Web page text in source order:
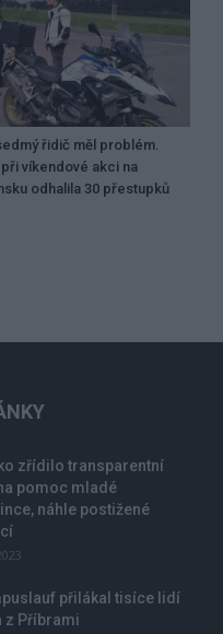
řidič měl problém.
víkendové akci na
odhalila 30 přestupků
zřídilo transparentní
pomoc mladé
náhle postižené
přilákal tisíce lidí
z Příbrami